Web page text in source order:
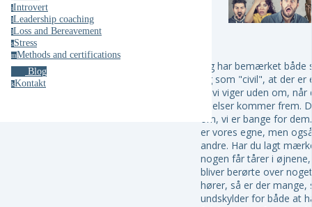
iIntrovert
lLeadership coaching
lLoss and Bereavement
sStress
mMethods and certifications
Blog
kKontakt
Jeg har bemærket
og som "civil", at der er
at vi viger uden om,
følelser kommer frem.
om, vi er bange for
er vores egne, men
andre. Har du lagt
nogen får tårer i
bliver berørte over
hører, så er der mange,
undskylder for både at